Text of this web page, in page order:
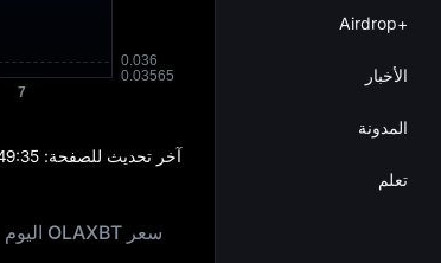
+Airdrop
الأخبار
المدونة
تعلم
آخر تحديث للصفحة:
سعر OLAXBT اليوم